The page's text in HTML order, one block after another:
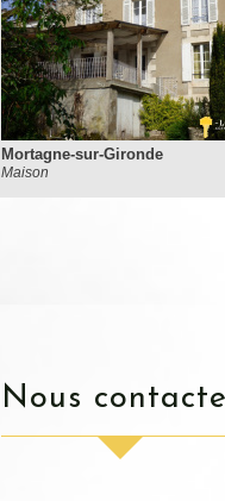
Mortagne-sur-Gironde
Maison
nous